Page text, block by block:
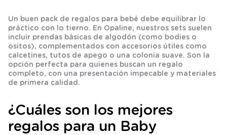
Un buen pack de regalos para bebé debe equilibrar lo
práctico con lo tierno. En Opaline, nuestros sets suelen
incluir prendas básicas de algodón (como bodies o
ositos), complementados con accesorios útiles como
calcetines, tutos de apego o una colonia suave. Son la
opción perfecta para quienes buscan un regalo
completo, con una presentación impecable y materiales
de primera calidad.
¿Cuáles son los mejores
regalos para un Baby